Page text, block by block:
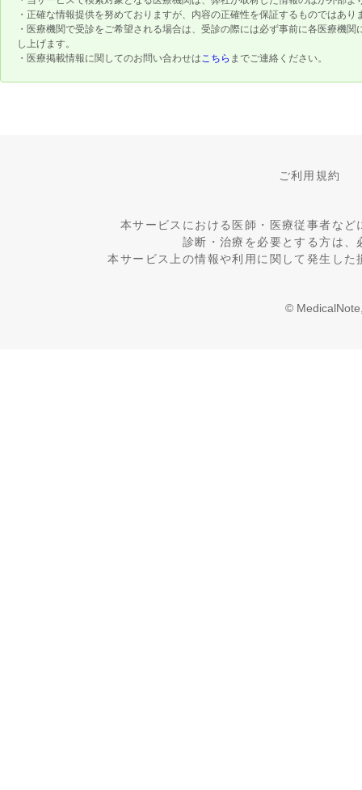
・正確な情報提供を努めておりますが、内容の正確性を保証するものではあり
・医療機関で受診をご希望される場合は、受診の際には必ず事前に各医療機
し上げます。
・医療掲載情報に関してのお問い合わせはこちら までご連絡ください。
ご利用規約
本サービスにおける医師・医療従事者な
診断・治療を必要とする方は
本サービス上の情報や利用に関して発生し
©